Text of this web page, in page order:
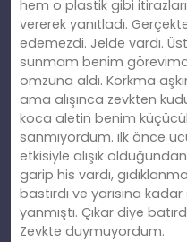
hem o plastik gibi
vererek yanıtladı.
edemezdi. Jelde vardı.
sunmam benim
omzuna aldı. Korkma
ama alışınca zevkten
koca aletin benim
sanmıyordum. ılk önce
etkisiyle alışık
garip his vardı,
bastırdı ve yarısına
yanmıştı. Çıkar diye
Zevkte duymuyordum.